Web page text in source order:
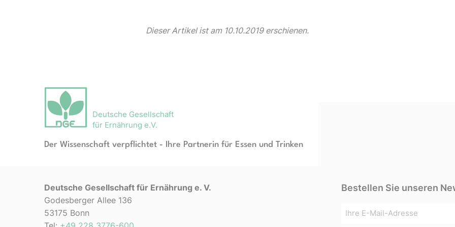
Dieser Artikel ist am 10.10.2019 erschienen.
Deutsche Gesellschaft
für Ernährung e.V.
Der Wissenschaft verpflichtet - Ihre Partnerin für Essen und Trinken
Deutsche Gesellschaft für Ernährung e. V.
Godesberger Allee 136
53175 Bonn
Bestellen Sie unseren